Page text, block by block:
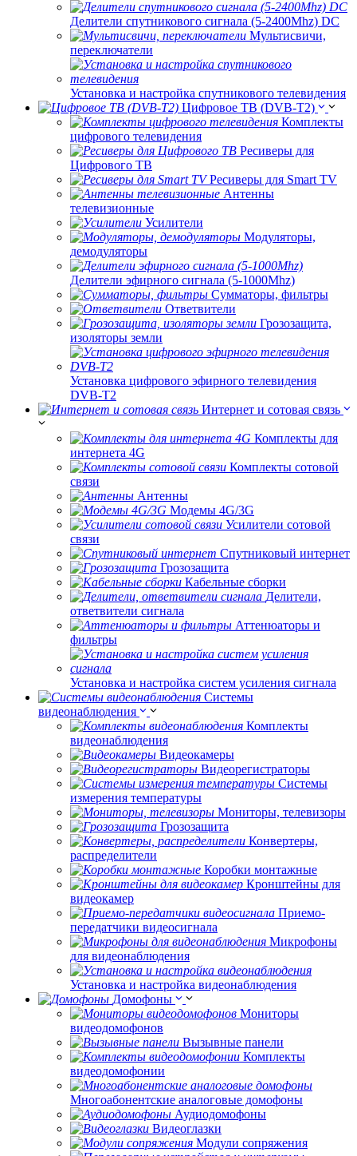
Делители спутникового сигнала (5-2400Mhz) DC
Мультисвичи,
переключатели
Установка и настройка спутникового телевидения
Цифровое ТВ (DVB-T2)
Комплекты
цифрового телевидения
Ресиверы для
Цифрового ТВ
Ресиверы для Smart TV
Антенны
телевизионные
Усилители
Модуляторы,
демодуляторы
Делители эфирного сигнала (5-1000Mhz)
Сумматоры, фильтры
Ответвители
Грозозащита,
изоляторы земли
Установка цифрового эфирного телевидения
DVB-T2
Интернет и сотовая связь
Комплекты для
интернета 4G
Комплекты сотовой
связи
Антенны
Модемы 4G/3G
Усилители сотовой
связи
Спутниковый интернет
Грозозащита
Кабельные сборки
Делители,
ответвители сигнала
Аттенюаторы и
фильтры
Установка и настройка систем усиления сигнала
Системы
видеонаблюдения
Комплекты
видеонаблюдения
Видеокамеры
Видеорегистраторы
Системы
измерения температуры
Мониторы, телевизоры
Грозозащита
Конвертеры,
распределители
Коробки монтажные
Кронштейны для
видеокамер
Приемо-
передатчики видеосигнала
Микрофоны
для видеонаблюдения
Установка и настройка видеонаблюдения
Домофоны
Мониторы
видеодомофонов
Вызывные панели
Комплекты
видеодомофонии
Многоабонентские аналоговые домофоны
Аудиодомофоны
Видеоглазки
Модули сопряжения